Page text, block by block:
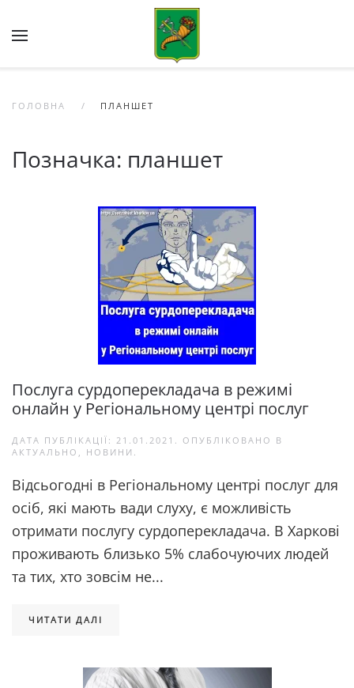
Skip to main content
ГОЛОВНА ПЛАНШЕТ
Позначка: планшет
Послуга сурдоперекладача в режимі
онлайн у Регіональному центрі послуг
ДАТА ПУБЛІКАЦІЇ: 21.01.2021 . ОПУБЛІКОВАНО В
АКТУАЛЬНО , НОВИНИ .
Відсьогодні в Регіональному центрі послуг для
осіб, які мають вади слуху, є можливість
отримати послугу сурдоперекладача. В Харкові
проживають близько 5% слабочуючих людей
та тих, хто зовсім не...
ЧИТАТИ ДАЛІ